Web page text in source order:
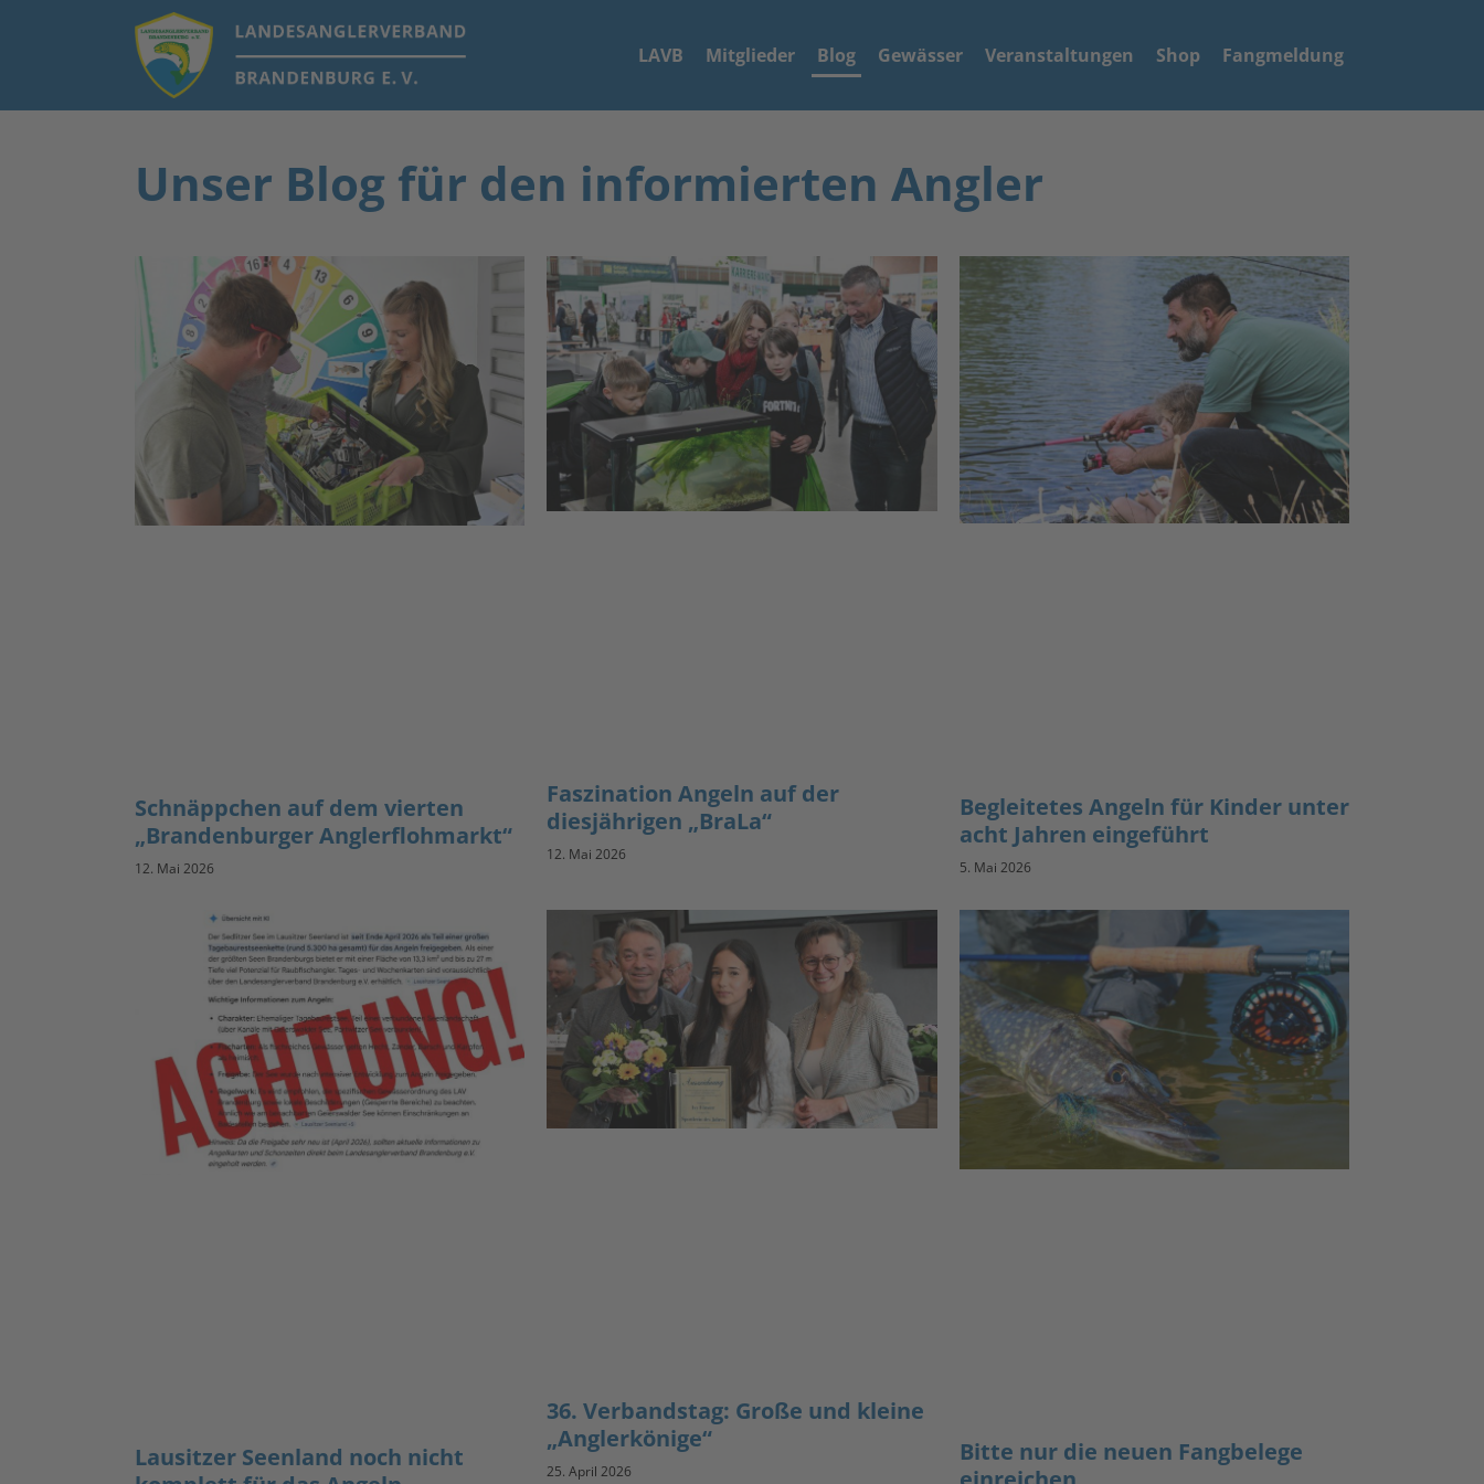
LAVB Mitglieder Blog Gewässer Veranstaltungen Shop Fangmeldung
Unser Blog für den informierten Angler
Schnäppchen auf dem vierten
„Brandenburger Anglerflohmarkt“
12. Mai 2026
Faszination Angeln auf der
diesjährigen „BraLa“
12. Mai 2026
Begleitetes Angeln für Kinder unter
acht Jahren eingeführt
5. Mai 2026
Lausitzer Seenland noch nicht
36. Verbandstag: Große und kleine
„Anglerkönige“
25. April 2026
Bitte nur die neuen Fangbelege